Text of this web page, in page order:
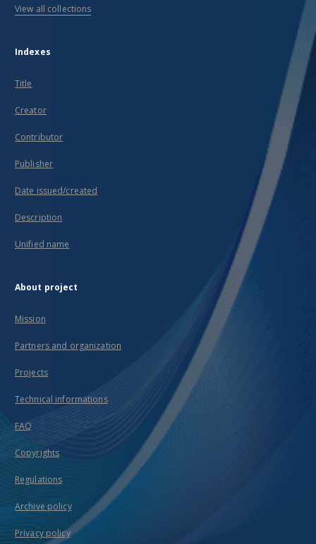
View all collections
Indexes
Title
Creator
Contributor
Publisher
Date issued/created
Description
Unified name
About project
Mission
Partners and organization
Projects
Technical informations
FAQ
Copyrights
Regulations
Archive policy
Privacy policy